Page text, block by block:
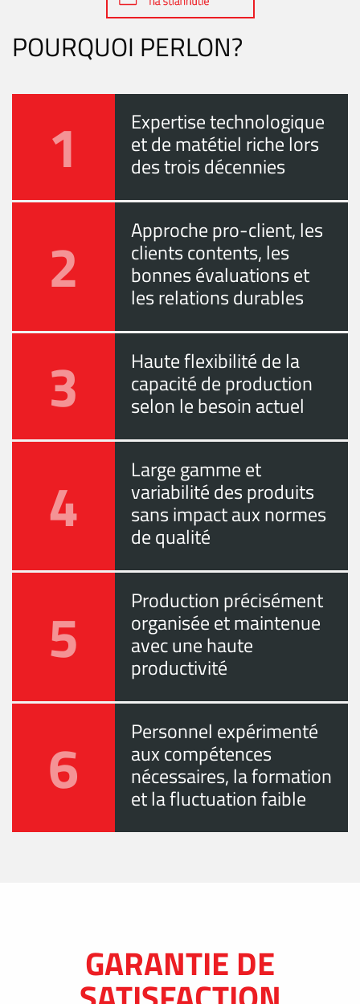
POURQUOI PERLON?
1 Expertise technologique
et de matétiel riche lors
des trois décennies
2 Approche pro-client, les
clients contents, les
bonnes évaluations et
les relations durables
3 Haute flexibilité de la
capacité de production
selon le besoin actuel
4 Large gamme et
variabilité des produits
sans impact aux normes
de qualité
5 Production précisément
organisée et maintenue
avec une haute
productivité
6 Personnel expérimenté
aux compétences
nécessaires, la formation
et la fluctuation faible
GARANTIE DE